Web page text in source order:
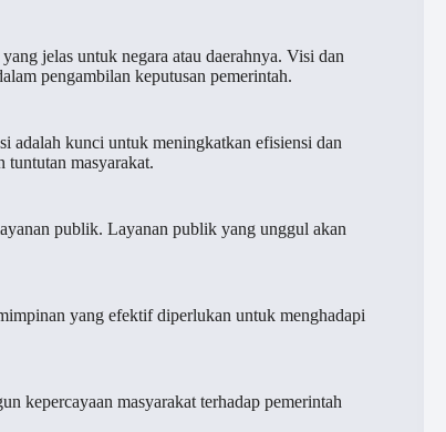
jelas untuk negara atau daerahnya. Visi dan
pengambilan keputusan pemerintah.
adalah kunci untuk meningkatkan efisiensi dan
tuntutan masyarakat.
publik. Layanan publik yang unggul akan
yang efektif diperlukan untuk menghadapi
kepercayaan masyarakat terhadap pemerintah